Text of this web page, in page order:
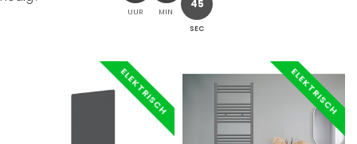
UUR MIN
43
SEC
ELEKTRISCH ELEKTRISCH